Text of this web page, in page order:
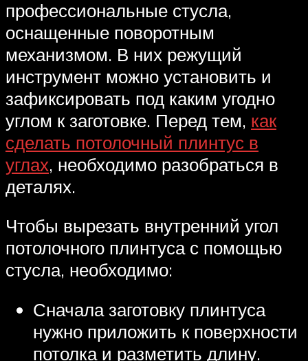
профессиональные стусла,
оснащенные поворотным
механизмом. В них режущий
инструмент можно установить и
зафиксировать под каким угодно
углом к заготовке. Перед тем, как
сделать потолочный плинтус в
углах, необходимо разобраться в
деталях.
Чтобы вырезать внутренний угол
потолочного плинтуса с помощью
стусла, необходимо:
Сначала заготовку плинтуса
нужно приложить к поверхности
потолка и разметить длину.